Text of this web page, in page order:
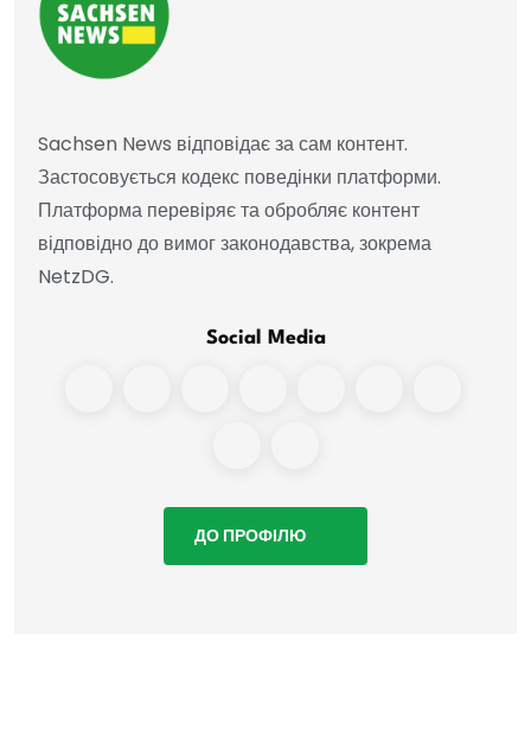
Sachsen News відповідає за сам контент.
Застосовується кодекс поведінки платформи.
Платформа перевіряє та обробляє контент
відповідно до вимог законодавства, зокрема
NetzDG.
Social Media
ДО ПРОФІЛЮ